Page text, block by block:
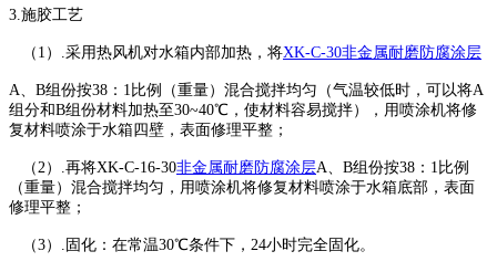
3.施胶工艺
（1）.采用热风机对水箱内部加热，将XK-C-30非金属耐磨防腐涂层
A、B组份按38：1比例（重量）混合搅拌均匀（气温较低时，可以将A
组分和B组份材料加热至30~40℃，使材料容易搅拌），用喷涂机将修
复材料喷涂于水箱四壁，表面修理平整；
（2）.再将XK-C-16-30非金属耐磨防腐涂层A、B组份按38：1比例
（重量）混合搅拌均匀，用喷涂机将修复材料喷涂于水箱底部，表面
修理平整；
（3）.固化：在常温30℃条件下，24小时完全固化。